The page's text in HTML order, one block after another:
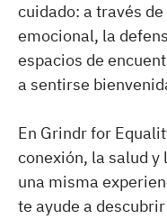
cuidado: a través
emocional, la
espacios de
a sentirse
En Grindr for
conexión, la salud
una misma
te ayude a